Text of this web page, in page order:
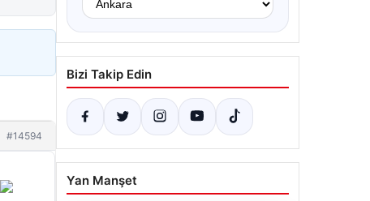
#14594
Bizi Takip Edin
Yan Manşet